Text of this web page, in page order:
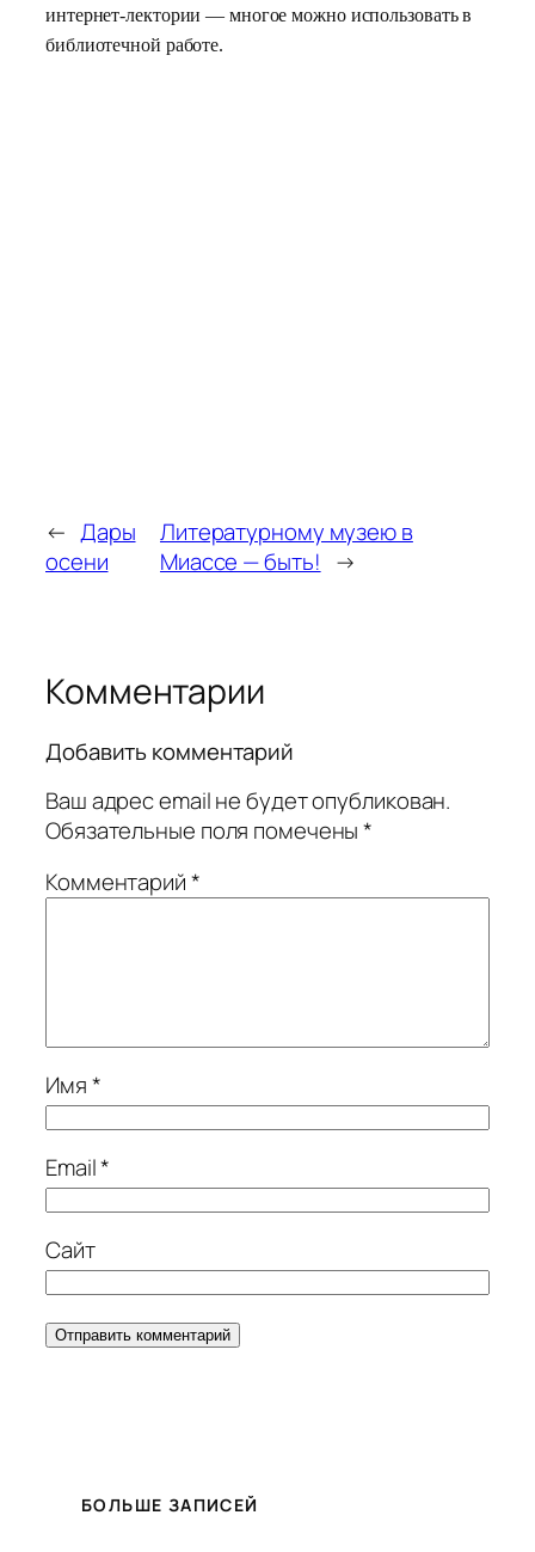
интернет-лектории — многое можно использовать в
библиотечной работе.
← Дары
осени
Литературному музею в
Миассе — быть! →
Комментарии
Добавить комментарий
Ваш адрес email не будет опубликован.
Обязательные поля помечены*
Комментарий*
Имя*
Email*
Сайт
БОЛЬШЕ ЗАПИСЕЙ